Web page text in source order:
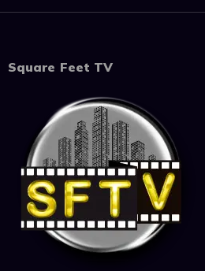
Square Feet TV